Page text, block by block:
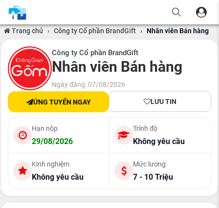
Trang chủ › Công ty Cổ phần BrandGift › Nhân viên Bán hàng
Công ty Cổ phần BrandGift
Nhân viên Bán hàng
Ngày đăng: 07/08/2026
ỨNG TUYỂN NGAY LƯU TIN
Hạn nộp
29/08/2026
Trình độ
Không yêu cầu
Kinh nghiệm
Không yêu cầu
Mức lương
7 - 10 Triệu